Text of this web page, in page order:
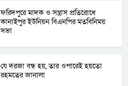
ফরিদপুরে মাদক ও সন্ত্রাস প্রতিরোধে
কানাইপুর ইউনিয়ন বিএনপির মতবিনিময়
সভা
যে দরজা বন্ধ হয়, তার ওপারেই হয়তো
রহমতের জানালা